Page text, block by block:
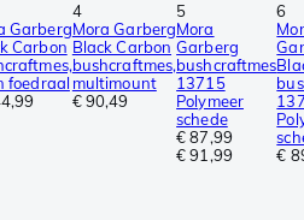
Garberg
Carbon
foedraal
4
Mora Garberg
Black Carbon
bushcraftmes,
multimount
€ 90,49
5
Mora
Garberg
bushcraftmes
13715
Polymeer
schede
€ 87,99
€ 91,99
6
€